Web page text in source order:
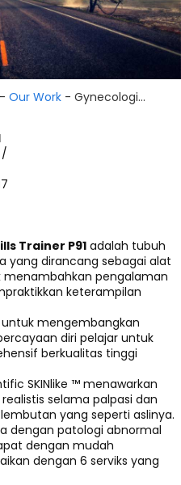
- Our Work - Gynecologic Skills Trainer P91
/
Trainer P91 adalah tubuh
yang dirancang sebagai alat
menambahkan pengalaman
keterampilan
mengembangkan
diri pelajar untuk
berkualitas tinggi
SKINlike ™ menawarkan
selama palpasi dan
yang seperti aslinya.
dengan patologi abnormal
dengan mudah
dengan 6 serviks yang